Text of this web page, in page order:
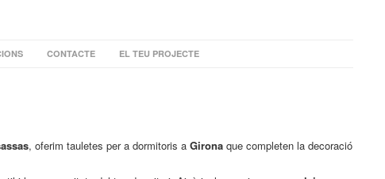
CONTACTE EL TEU PROJECTE
, oferim tauletes per a dormitoris a Gironaque completen la decoració